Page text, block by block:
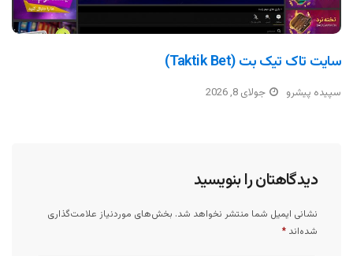
سایت تاک تیک بت (Taktik Bet)
سپیده پیشرو جولای 8, 2026
دیدگاهتان را بنویسید
نشانی ایمیل شما منتشر نخواهد شد. بخش‌های موردنیاز علامت‌گذاری
شده‌اند *